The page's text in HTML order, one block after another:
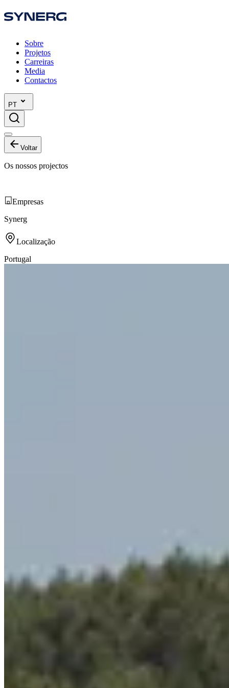
Sobre
Projetos
Carreiras
Media
Contactos
PT
Voltar
Os nossos projectos
Empresas
Synerg
Localização
Portugal